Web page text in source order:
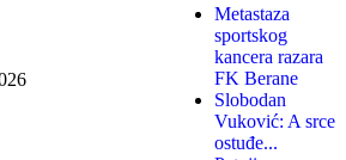
Metastaza
sportskog
kancera razara
FK Berane
Slobodan
Vuković: A srce
ostuđe...